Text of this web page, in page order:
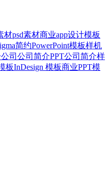
材psd素材商业app设计模板
简约PowerPoint模板样机
公司 公司简介PPT公司简介样
板InDesign 模板商业PPT模